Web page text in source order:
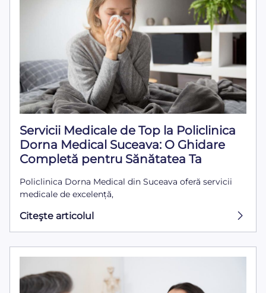
Servicii Medicale de Top la Policlinica
Dorna Medical Suceava: O Ghidare
Completă pentru Sănătatea Ta
Policlinica Dorna Medical din Suceava oferă servicii
medicale de excelență,
Citeşte articolul